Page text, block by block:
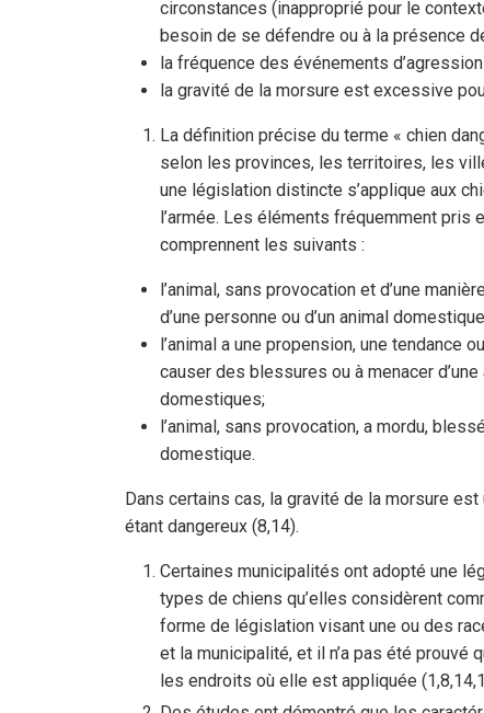
circonstances (inapproprié pour le
besoin de se défendre ou à la présence
la fréquence des événements
la gravité de la morsure est excessive
La définition précise du terme « chien
selon les provinces, les territoires, les
une législation distincte s’applique aux
l’armée. Les éléments fréquemment pris
comprennent les suivants :
l’animal, sans provocation et d’une
d’une personne ou d’un animal
l’animal a une propension, une tendance
causer des blessures ou à menacer
domestiques;
l’animal, sans provocation, a mordu,
domestique.
Dans certains cas, la gravité de la morsure
étant dangereux (8,14).
Certaines municipalités ont adopté une
types de chiens qu’elles considèrent
forme de législation visant une ou des
et la municipalité, et il n’a pas été prouvé
les endroits où elle est appliquée